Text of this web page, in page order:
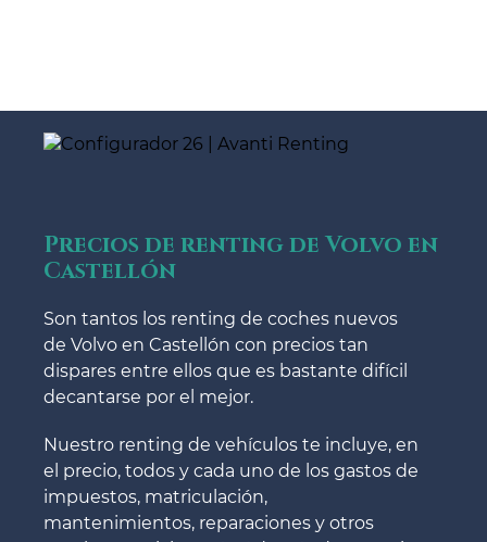
Precios de renting de Volvo en
Castellón
Son tantos los renting de coches nuevos
de Volvo en Castellón con precios tan
dispares entre ellos que es bastante difícil
decantarse por el mejor.
Nuestro renting de vehículos te incluye, en
el precio, todos y cada uno de los gastos de
impuestos, matriculación,
mantenimientos, reparaciones y otros